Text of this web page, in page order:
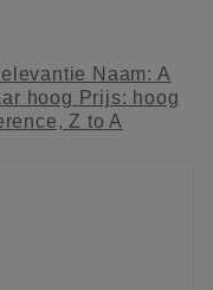
Naam: A
hoog Prijs: hoog
Z to A